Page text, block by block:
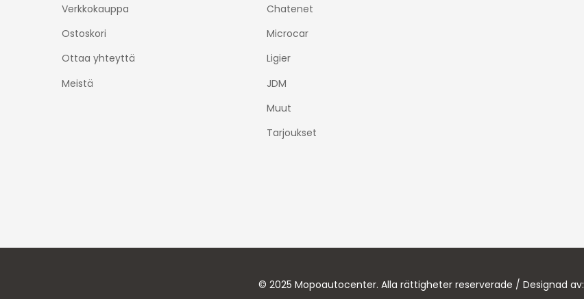
Verkkokauppa
Ostoskori
Ottaa yhteyttä
Meistä
Chatenet
Microcar
Ligier
JDM
Muut
Tarjoukset
© 2025 Mopoautocenter. Alla rättigheter reserverade / Designad av: